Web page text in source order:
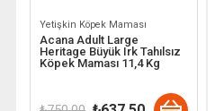
Yetişkin Köpek Maması
Acana Adult Large
Heritage Büyük Irk Tahılsız
Köpek Maması 11,4 Kg